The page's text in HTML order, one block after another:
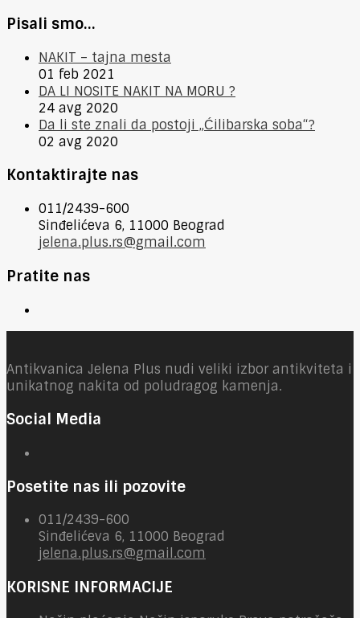
Pisali smo…
NAKIT – tajna mesta
01 feb 2021
DA LI NOSITE NAKIT NA MORU ?
24 avg 2020
Da li ste znali da postoji „Ćilibarska soba“?
02 avg 2020
Kontaktirajte nas
011/2439-600
Sinđelićeva 6, 11000 Beograd
jelena.plus.rs@gmail.com
Pratite nas
Antikvanica Jelena Plus nudi veliki izbor antikviteta i
unikatnog nakita od poludragog kamenja.
Social Media
Posetite nas ili pozovite
011/2439-600
Sinđelićeva 6, 11000 Beograd
jelena.plus.rs@gmail.com
KORISNE INFORMACIJE